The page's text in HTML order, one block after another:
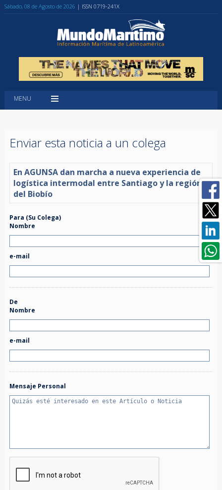
Sábado, 08 de Agosto de 2026 | ISSN 0719-241X
MENU
Enviar esta noticia a un colega
En AGUNSA dan marcha a nueva experiencia de
logística intermodal entre Santiago y la región
del Biobío
Para (Su Colega)
Nombre
e-mail
De
Nombre
e-mail
Mensaje Personal